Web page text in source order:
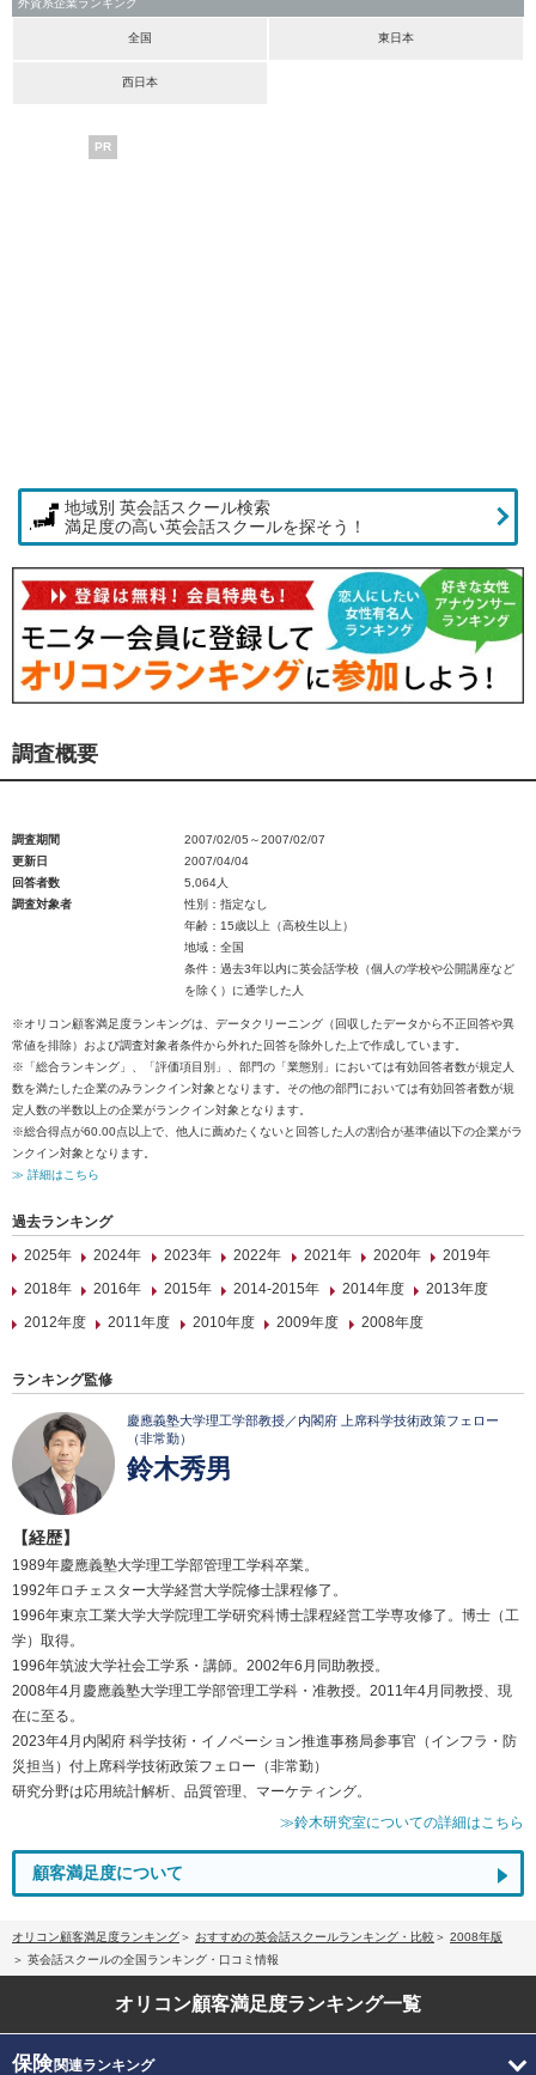
外資系企業ランキング
全国 東日本
西日本
PR
地域別 英会話スクール検索
満足度の高い英会話スクールを探そう！
調査概要
調査期間
2007/02/05～2007/02/07
更新日
2007/04/04
回答者数
5,064人
調査対象者
性別：指定なし
年齢：15歳以上（高校生以上）
地域：全国
条件：過去3年以内に英会話学校（個人の学校や公開講座など
を除く）に通学した人
※オリコン顧客満足度ランキングは、データクリーニング（回収したデータから不正回答や異
常値を排除）および調査対象者条件から外れた回答を除外した上で作成しています。
※「総合ランキング」、「評価項目別」、部門の「業態別」においては有効回答者数が規定人
数を満たした企業のみランクイン対象となります。その他の部門においては有効回答者数が規
定人数の半数以上の企業がランクイン対象となります。
※総合得点が60.00点以上で、他人に薦めたくないと回答した人の割合が基準値以下の企業がラ
ンクイン対象となります。
≫ 詳細はこちら
過去ランキング
2025年
2024年 2023年 2022年 2021年 2020年
2019年
2018年
2016年 2015年 2014-2015年 2014年度
2013年度
2012年度
2011年度 2010年度 2009年度 2008年度
ランキング監修
慶應義塾大学理工学部教授／内閣府 上席科学技術政策フェロー
（非常勤）
鈴木秀男
【経歴】
1989年慶應義塾大学理工学部管理工学科卒業。
1992年ロチェスター大学経営大学院修士課程修了。
1996年東京工業大学大学院理工学研究科博士課程経営工学専攻修了。博士（工
学）取得。
1996年筑波大学社会工学系・講師。2002年6月同助教授。
2008年4月慶應義塾大学理工学部管理工学科・准教授。2011年4月同教授、現
在に至る。
2023年4月内閣府 科学技術・イノベーション推進事務局参事官（インフラ・防
災担当）付上席科学技術政策フェロー（非常勤）
研究分野は応用統計解析、品質管理、マーケティング。
≫鈴木研究室についての詳細はこちら
顧客満足度について
オリコン顧客満足度ランキング おすすめの英会話スクールランキング・比較
2008年版
英会話スクールの全国ランキング・口コミ情報
オリコン顧客満足度ランキング一覧
保険関連ランキング